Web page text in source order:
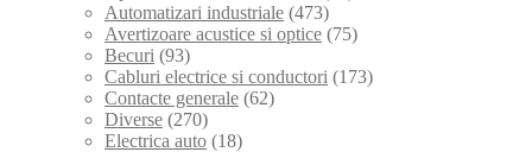
Automatizari industriale (473)
Avertizoare acustice si optice (75)
Becuri (93)
Cabluri electrice si conductori (173)
Contacte generale (62)
Diverse (270)
Electrica auto (18)